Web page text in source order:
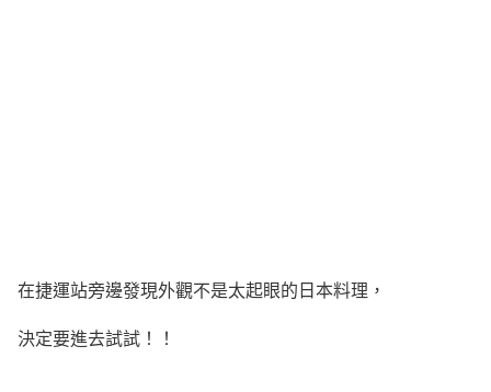
在捷運站旁邊發現外觀不是太起眼的日本料理，
決定要進去試試！！